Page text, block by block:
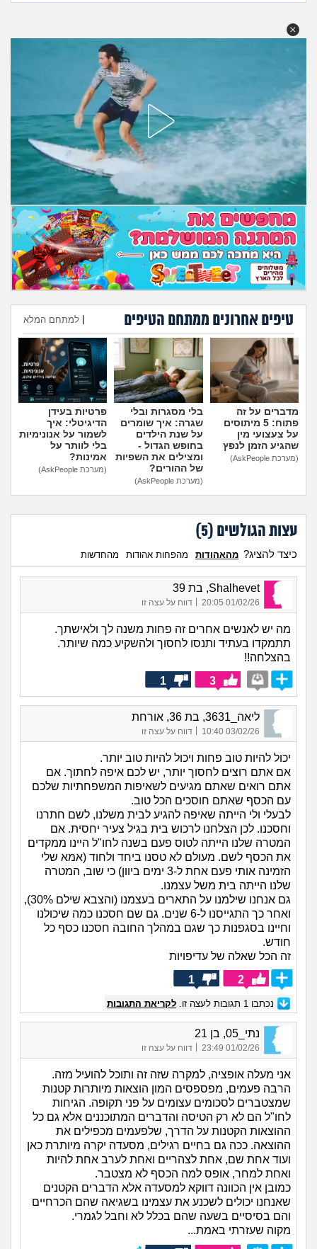
טיפים אחרונים ממתחם הטיפים למתחם המלא
הוספת טיפ
מדברים על זה
פתוח: 5 מיתוסים
על צעצועי מין
שהגיע הזמן לנפץ
(מערכת AskPeople)
בלי מסגרות ובלי
שגרה: איך שומרים
על שנת הילדים
בחופש הגדול -
ומצילים את השפיות
של ההורים?
(מערכת AskPeople)
פרטיות בעידן
הדיגיטלי: איך
לשמור על אנונימיות
בלי לוותר על
אמינות?
(מערכת AskPeople)
עצות הגולשים (5
)
כיצד להציג? מהאהודות מהפחות אהודות מהחדשות
Shalhevet, בת 39
01/02/26 20:05
| דווח על עצה זו
מה יש לאנשים אחרים זה פחות משנה לך ולאישתך.
תתמקדו בעתיד ותנסו לחסוך ולהשקיע כמה שיותר.
בהצלחה!!
3
1
ליאה_3631, בת 36, אורחת
03/02/26 10:40 דווח על עצה זו
יכול להיות טוב פחות ויכול להיות טוב יותר.
אם אתם רוצים לחסוך יותר, יש לכם איפה לחתוך. אם
אתם רואים שאתם מגיעים לשאיפות המשפחתיות שלכם
עם הכסף שאתם חוסכים הכל טוב.
לבעלי ולי הייתה שאיפה להגיע לבית משלנו, לשם חתרנו
וחסכנו. לכן הצלחנו לרכוש בית בגיל צעיר יחסית. אם
המטרה שלנו הייתה לטוס פעם בשנה לחו"ל היינו ממקדים
את הכסף לשם. מעולם לא טסנו ביחד ולחוד (אמא שלי
הזמינה אותי פעם אחת ל-3 ימים ביוון) כי שוב, המטרה
שלנו הייתה בית משל עצמנו.
גם אנחנו שילמנו על התארים בעצמנו (והצבא שילם 30%),
ואחר כך התגייסנו ל-6 שנים. גם שם חסכנו כמה שיכולנו
וחיינו בסגפנות כך שגם במהלך החובה חסכנו כסף כל
חודש.
זה הכל שאלה של עדיפויות
2
1
נכתבו 1 תגובות לעצה זו. לקריאת התגובות
נתי_05, בן 21
01/02/26 23:49 דווח על עצה זו
אני מעלה אופציה, למקרה שזה זה ותוכל להועיל מזה.
הרבה פעמים, מפספסים המון הוצאות מיותרות קטנות
שמצטברים לסכומים עצומים על פני תקופה. הגיחות
לחו"ל הם לא רק הטיסה והדברים המתוכננים אלא גם כל
ההוצאות הקטנות על הדרך, שלפעמים מכפילים את
ההוצאה. ככה גם בחיים רגילים, מסעדה יקרה מיותרת כאן
ועוד אחת שם, אחת לצהריים ואחת לערב אחת להיות
ואחת למחר, אופס למה הכסף לא מצטבר.
כמובן אין הכוונה דווקא למסעדה אלא הדברים הקטנים
שאנחנו יכולים לשכנע את עצמינו בשגיאה שהם הכרחיים
והם בסיסיים בשעה שהם בכלל לא וחבל לגמרי.
מקוה שעזרתי באמת...